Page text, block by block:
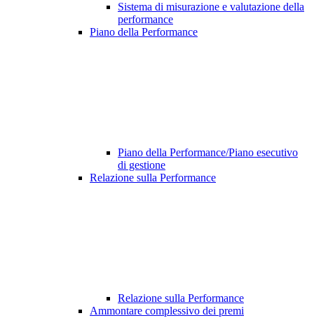
Sistema di misurazione e valutazione della
performance
Piano della Performance
Piano della Performance/Piano esecutivo
di gestione
Relazione sulla Performance
Relazione sulla Performance
Ammontare complessivo dei premi